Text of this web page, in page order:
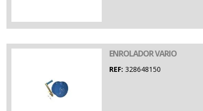
ENROLADOR VARIO
REF: 328648150